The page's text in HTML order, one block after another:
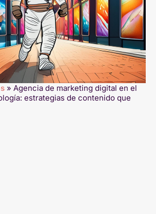
» Agencia de marketing digital en el
estrategias de contenido que